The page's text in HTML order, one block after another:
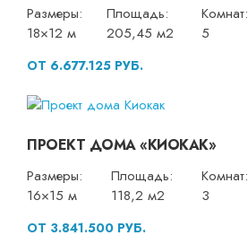
Размеры:
18×12 м
Площадь:
205,45 м2
Комнат:
5
ОТ 6.677.125 РУБ.
ПРОЕКТ ДОМА «КИОКАК»
Размеры:
16×15 м
Площадь:
118,2 м2
Комнат:
3
ОТ 3.841.500 РУБ.